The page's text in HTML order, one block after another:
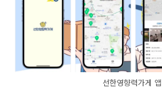
선한영향력가게 앱